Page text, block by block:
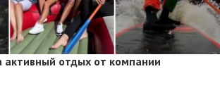
активный отдых от компании